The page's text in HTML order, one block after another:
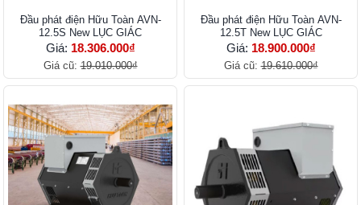
Đầu phát điện Hữu Toàn AVN-
12.5S New LỤC GIÁC
Giá: 18.306.000₫
Giá cũ:19.010.000₫
Đầu phát điện Hữu Toàn AVN-
12.5T New LỤC GIÁC
Giá: 18.900.000₫
Giá cũ:19.610.000₫